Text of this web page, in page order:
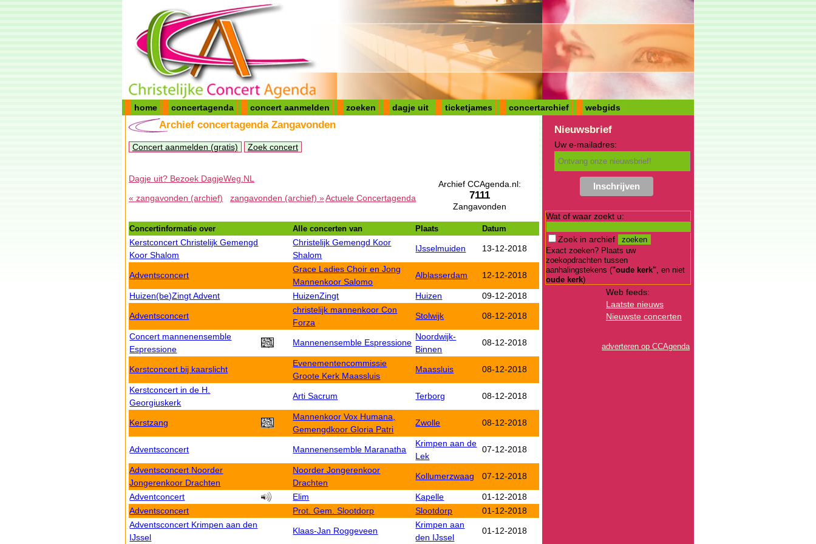
home concertagenda concert aanmelden zoeken dagje uit ticketjames concertarchief webgids
Archief concertagenda Zangavonden
Concert aanmelden (gratis) Zoek concert
Archief CCAgenda.nl:
7111
Zangavonden
Dagje uit? Bezoek DagjeWeg.NL
« zangavonden (archief)
zangavonden (archief) »Actuele Concertagenda
Concertinformatie over Alle concerten van Plaats Datum
Kerstconcert Christelijk Gemengd
Koor Shalom
Christelijk Gemengd Koor
Shalom
IJsselmuiden 13-12-2018
Adventsconcert
Grace Ladies Choir en Jong
Mannenkoor Salomo
Alblasserdam 12-12-2018
Huizen(be)Zingt Advent HuizenZingt Huizen 09-12-2018
Adventsconcert
christelijk mannenkoor Con
Forza
Stolwijk 08-12-2018
Concert mannenensemble
Espressione
Mannenensemble Espressione
Noordwijk-
Binnen
08-12-2018
Kerstconcert bij kaarslicht
Evenementencommissie
Groote Kerk Maassluis
Maassluis 08-12-2018
Kerstconcert in de H.
Georgiuskerk
Arti Sacrum Terborg 08-12-2018
Kerstzang
Mannenkoor Vox Humana,
Gemengdkoor Gloria Patri
Zwolle 08-12-2018
Adventsconcert Mannenensemble Maranatha
Krimpen aan de
Lek
07-12-2018
Adventsconcert Noorder
Jongerenkoor Drachten
Noorder Jongerenkoor
Drachten
Kollumerzwaag 07-12-2018
Adventconcert Elim Kapelle
01-12-2018
Adventsconcert
Prot. Gem. Slootdorp Slootdorp
01-12-2018
Adventsconcert Krimpen aan den
IJssel
Klaas-Jan Roggeveen
Krimpen aan
den IJssel
01-12-2018
Nieuwsbrief
Uw e-mailadres:
Wat of waar zoekt u:
Zoek in archief
Exact zoeken? Plaats uw
zoekopdrachten tussen
aanhalingstekens ("oude kerk", en niet
oude kerk)
Web feeds:
Laatste nieuws
Nieuwste concerten
adverteren op CCAgenda